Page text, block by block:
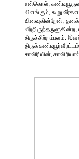
என்கொல்,
விளங்கும்,
வினவுகின்றேன்,
திருச்சிற்றம்பலம்,
காவிரியின்,